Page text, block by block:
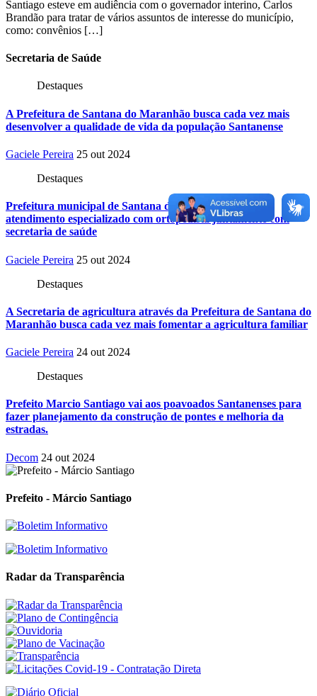
Santiago esteve em audiência com o governador interino, Carlos
Brandão para tratar de vários assuntos de interesse do município,
como: convênios […]
Secretaria de Saúde
Destaques
A Prefeitura de Santana do Maranhão busca cada vez mais
desenvolver a qualidade de vida da população Santanense
Gaciele Pereira 25 out 2024
Destaques
Prefeitura municipal de Santana do Maranhão oferece
atendimento especializado com ortopedista juntamente com
secretaria de saúde
Gaciele Pereira 25 out 2024
Destaques
A Secretaria de agricultura através da Prefeitura de Santana do
Maranhão busca cada vez mais fomentar a agricultura familiar
Gaciele Pereira 24 out 2024
Destaques
Prefeito Marcio Santiago vai aos poavoados Santanenses para
fazer planejamento da construção de pontes e melhoria da
estradas.
Decom 24 out 2024
Prefeito - Márcio Santiago
Radar da Transparência